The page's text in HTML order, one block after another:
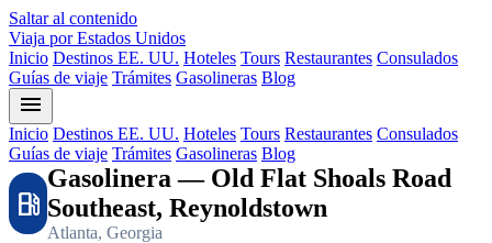
Saltar al contenido
Viaja por Estados Unidos
Inicio Destinos EE. UU. Hoteles Tours Restaurantes Consulados
Guías de viaje Trámites Gasolineras Blog
menu
Inicio Destinos EE. UU. Hoteles Tours Restaurantes Consulados
Guías de viaje Trámites Gasolineras Blog
local_gas_station
Gasolinera — Old Flat Shoals Road
Southeast, Reynoldstown
Atlanta, Georgia